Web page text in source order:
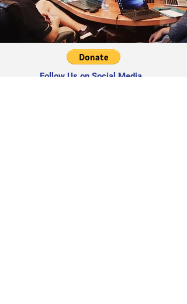
Follow Us on Social Media